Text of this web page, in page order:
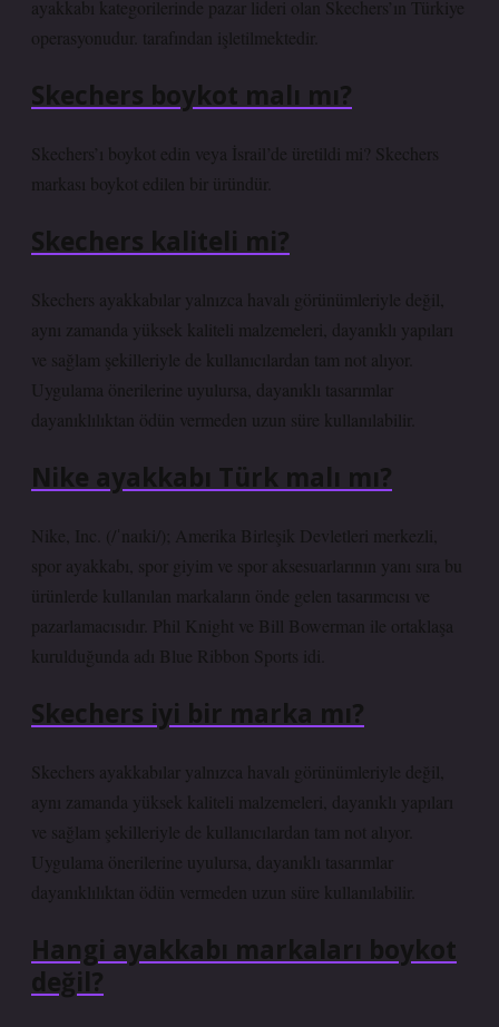
ayakkabı kategorilerinde pazar lideri olan Skechers’ın Türkiye
operasyonudur. tarafından işletilmektedir.
Skechers boykot malı mı?
Skechers’ı boykot edin veya İsrail’de üretildi mi? Skechers
markası boykot edilen bir üründür.
Skechers kaliteli mi?
Skechers ayakkabılar yalnızca havalı görünümleriyle değil,
aynı zamanda yüksek kaliteli malzemeleri, dayanıklı yapıları
ve sağlam şekilleriyle de kullanıcılardan tam not alıyor.
Uygulama önerilerine uyulursa, dayanıklı tasarımlar
dayanıklılıktan ödün vermeden uzun süre kullanılabilir.
Nike ayakkabı Türk malı mı?
Nike, Inc. (/ˈnaɪki/); Amerika Birleşik Devletleri merkezli,
spor ayakkabı, spor giyim ve spor aksesuarlarının yanı sıra bu
ürünlerde kullanılan markaların önde gelen tasarımcısı ve
pazarlamacısıdır. Phil Knight ve Bill Bowerman ile ortaklaşa
kurulduğunda adı Blue Ribbon Sports idi.
Skechers iyi bir marka mı?
Skechers ayakkabılar yalnızca havalı görünümleriyle değil,
aynı zamanda yüksek kaliteli malzemeleri, dayanıklı yapıları
ve sağlam şekilleriyle de kullanıcılardan tam not alıyor.
Uygulama önerilerine uyulursa, dayanıklı tasarımlar
dayanıklılıktan ödün vermeden uzun süre kullanılabilir.
Hangi ayakkabı markaları boykot
değil?